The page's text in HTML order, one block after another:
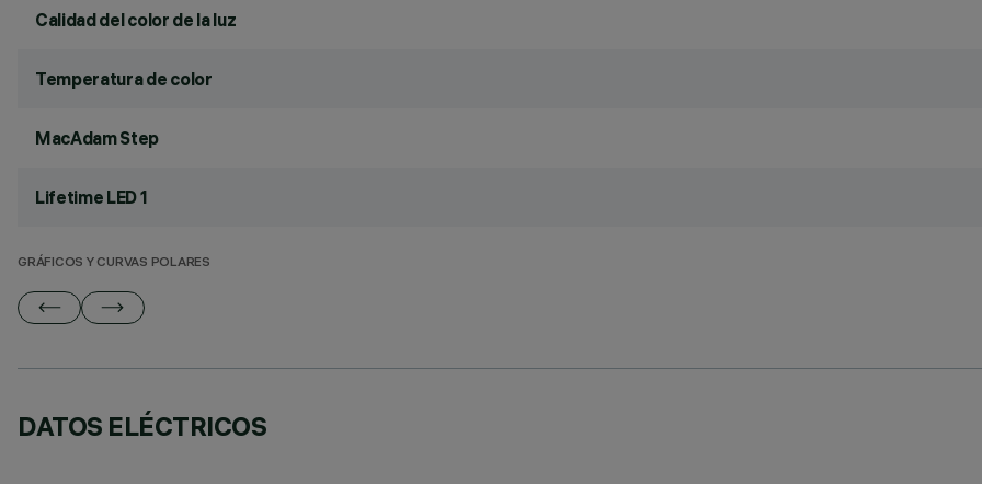
Calidad del color de la luz
Temperatura de color
MacAdam Step
Lifetime LED 1
GRÁFICOS Y CURVAS POLARES
DATOS ELÉCTRICOS